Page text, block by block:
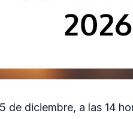
de diciembre, a las 14